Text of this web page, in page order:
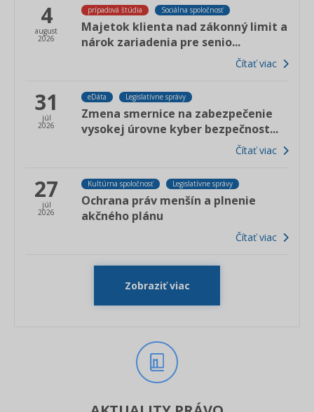
4
august
2026
prípadová štúdia Sociálna spoločnosť
Majetok klienta nad zákonný limit a
nárok zariadenia pre senio...
Čítať viac
31
júl
2026
eDáta Legislatívne správy
Zmena smernice na zabezpečenie
vysokej úrovne kyber bezpečnost...
Čítať viac
27
júl
2026
Kultúrna spoločnosť Legislatívne správy
Ochrana práv menšín a plnenie
akčného plánu
Čítať viac
Zobraziť viac